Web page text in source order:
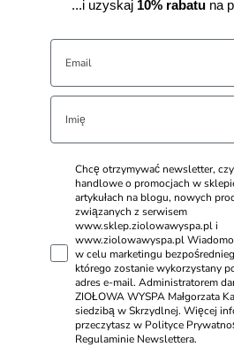
...i uzyskaj10% rabatuna
Chcę otrzymywać newsletter,
handlowe o promocjach w
artykułach na blogu, nowych
związanych z serwisem
www.sklep.ziolowawyspa.pl i
www.ziolowawyspa.pl
w celu marketingu
którego zostanie wykorzystany
adres e-mail. Administratorem
ZIOŁOWA WYSPA Małgorzata
siedzibą w Skrzydlnej. Więcej
przeczytasz w Polityce
Regulaminie Newslettera.